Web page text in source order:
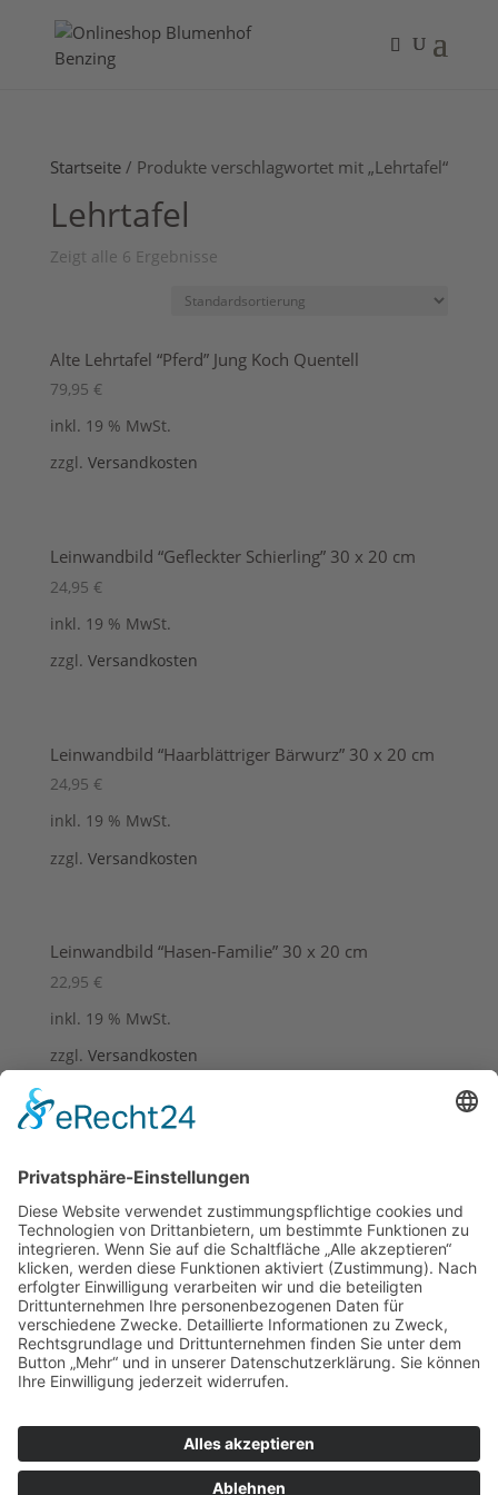
Startseite/ Produkte verschlagwortet mit „Lehrtafel“
Lehrtafel
Zeigt alle 6 Ergebnisse
Alte Lehrtafel “Pferd” Jung Koch Quentell
79,95 €
inkl. 19 % MwSt.
zzgl. Versandkosten
Leinwandbild “Gefleckter Schierling” 30 x 20 cm
24,95 €
inkl. 19 % MwSt.
zzgl. Versandkosten
Leinwandbild “Haarblättriger Bärwurz” 30 x 20 cm
24,95 €
inkl. 19 % MwSt.
zzgl. Versandkosten
Leinwandbild “Hasen-Familie” 30 x 20 cm
22,95 €
inkl. 19 % MwSt.
zzgl. Versandkosten
22,95€
inkl. 19 % MwSt.
zzgl.Versandkosten
Wandkarte / Wandtafel “Rehfamilie” 60 x 40 cm
68,00€
Versandkosten